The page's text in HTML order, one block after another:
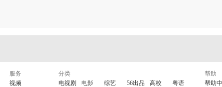
服务
视频
分类
电视剧
电影 综艺 56出品 高校
粤语
帮助
帮助